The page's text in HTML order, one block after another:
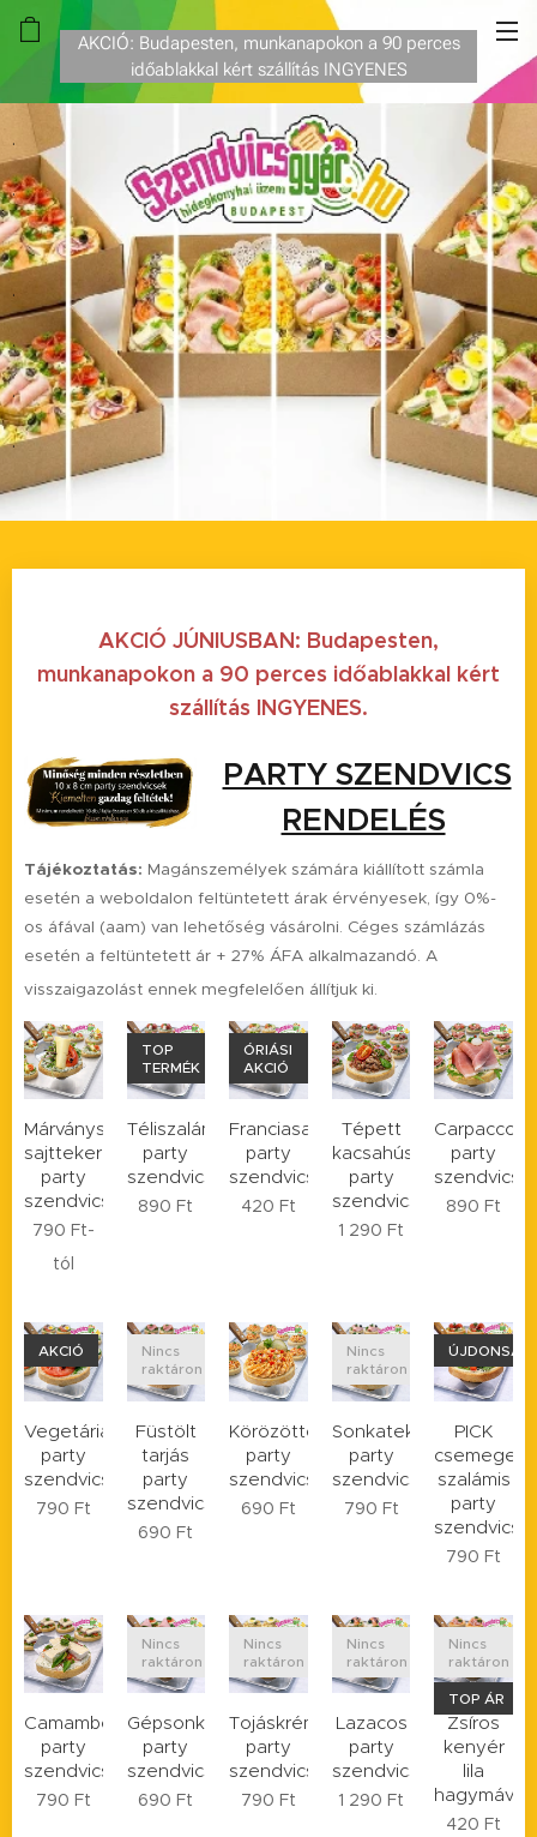
AKCIÓ: Budapesten, munkanapokon a 90 perces
időablakkal kért szállítás INGYENES
.
.
.
.
.
.
AKCIÓ JÚNIUSBAN: Budapesten,
munkanapokon a 90 perces időablakkal kért
szállítás INGYENES.
PARTY SZENDVICS
RENDELÉS
Tájékoztatás: Magánszemélyek számára kiállított számla
esetén a weboldalon feltüntetett árak érvényesek, így 0%-
os áfával (aam) van lehetőség vásárolni. Céges számlázás
esetén a feltüntetett ár + 27% ÁFA alkalmazandó. A
visszaigazolást ennek megfelelően állítjuk ki.
Márványsajtos
sajttekercses
party
szendvics
790 Ft-
tól
Téliszalámis
party
szendvics
TOP
TERMÉK
890 Ft
Franciasalátás
party
szendvics
ÓRIÁSI
AKCIÓ
420 Ft
Tépett
kacsahúsos
party
szendvics
1 290 Ft
Carpaccos
party
szendvics
890 Ft
Vegetáriánus
party
szendvics
AKCIÓ
790 Ft
Füstölt
tarjás
party
szendvics
Nincs
raktáron
690 Ft
Körözöttes
party
szendvics
690 Ft
Sonkatekercses
party
szendvics
Nincs
raktáron
790 Ft
PICK
csemege
szalámis
party
szendvics
ÚJDONSÁG
790 Ft
Camambertes
party
szendvics
790 Ft
Gépsonkás
party
szendvics
Nincs
raktáron
690 Ft
Tojáskrémes
party
szendvics
Nincs
raktáron
790 Ft
Lazacos
party
szendvics
Nincs
raktáron
1 290 Ft
Zsíros
kenyér
lila
hagymával
Nincs
raktáron
TOP ÁR
420 Ft